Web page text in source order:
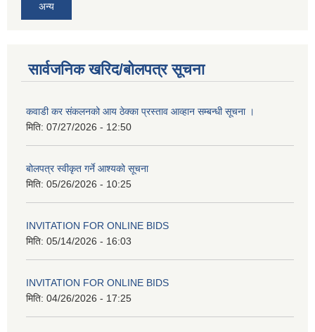
अन्य
सार्वजनिक खरिद/बोलपत्र सूचना
कवाडी कर संकलनको आय ठेक्का प्रस्ताव आव्हान सम्बन्धी सूचना ।
मिति: 07/27/2026 - 12:50
बोलपत्र स्वीकृत गर्ने आश्यको सूचना
मिति: 05/26/2026 - 10:25
INVITATION FOR ONLINE BIDS
मिति: 05/14/2026 - 16:03
INVITATION FOR ONLINE BIDS
मिति: 04/26/2026 - 17:25